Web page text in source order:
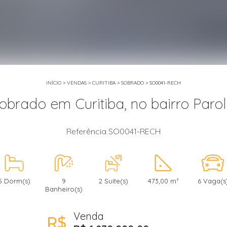
INÍCIO > VENDAS > CURITIBA > SOBRADO > SO0041-RECH
em Curitiba, no bairro
Referência SO0041-RECH
Dorm(s)
9
Banheiro(s)
2 Suíte(s) 473,00 m² 6
Venda